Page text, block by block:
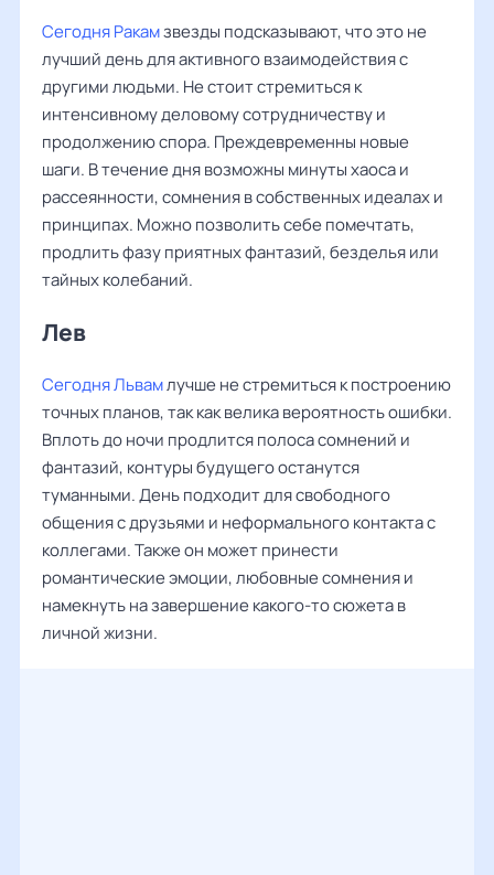
Сегодня Ракамзвезды подсказывают, что это не
лучший день для активного взаимодействия с
другими людьми. Не стоит стремиться к
интенсивному деловому сотрудничеству и
продолжению спора. Преждевременны новые
шаги. В течение дня возможны минуты хаоса и
рассеянности, сомнения в собственных идеалах и
принципах. Можно позволить себе помечтать,
продлить фазу приятных фантазий, безделья или
тайных колебаний.
Лев ‌‌
Сегодня Львамлучше не стремиться к построению
точных планов, так как велика вероятность ошибки.
Вплоть до ночи продлится полоса сомнений и
фантазий, контуры будущего останутся
туманными. День подходит для свободного
общения с друзьями и неформального контакта с
коллегами. Также он может принести
романтические эмоции, любовные сомнения и
намекнуть на завершение какого-то сюжета в
личной жизни.